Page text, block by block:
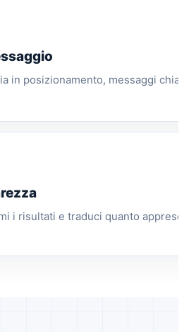
in posizionamento, messaggi
i risultati e traduci quanto